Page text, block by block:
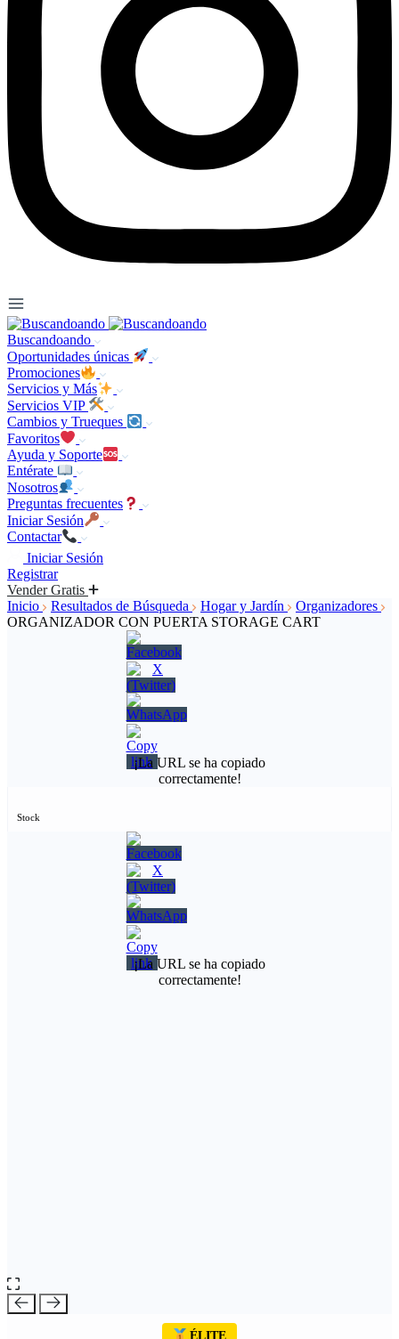
Buscandoando
Oportunidades únicas
Promociones
Servicios y Más
Servicios VIP
Cambios y Trueques
Favoritos
Ayuda y Soporte
Entérate
Nosotros
Preguntas frecuentes
Iniciar Sesión
Contactar
Iniciar Sesión
Registrar
Vender Gratis
Inicio
Resultados de Búsqueda Hogar y Jardín
Organizadores
ORGANIZADOR CON PUERTA STORAGE CART
¡La URL se ha copiado
correctamente!
Stock
¡La URL se ha copiado
correctamente!
ÉLITE